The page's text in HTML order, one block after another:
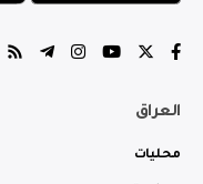
العراق
محليات